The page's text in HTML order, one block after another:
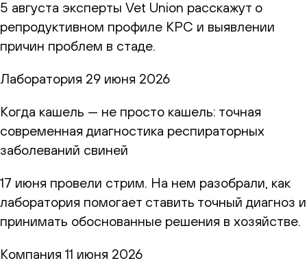
5 августа эксперты Vet Union расскажут о
репродуктивном профиле КРС и выявлении
причин проблем в стаде.
Лаборатория 29 июня 2026
Когда кашель — не просто кашель: точная
современная диагностика респираторных
заболеваний свиней
17 июня провели стрим. На нем разобрали, как
лаборатория помогает ставить точный диагноз и
принимать обоснованные решения в хозяйстве.
Компания 11 июня 2026